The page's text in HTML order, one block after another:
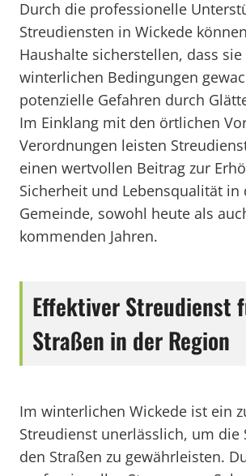
Durch die professionelle
Streudiensten in Wickede
Haushalte sicherstellen, dass sie
winterlichen Bedingungen
potenzielle Gefahren durch
Im Einklang mit den örtlichen
Verordnungen leisten
einen wertvollen Beitrag zur
Sicherheit und Lebensqualität in
Gemeinde, sowohl heute als
kommenden Jahren.
Effektiver Streudienst
Straßen in der Region
Im winterlichen Wickede ist ein
Streudienst unerlässlich, um die
den Straßen zu gewährleisten.